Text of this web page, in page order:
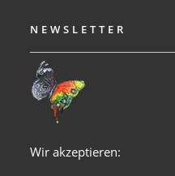
NEWSLETTER
Wir akzeptieren: